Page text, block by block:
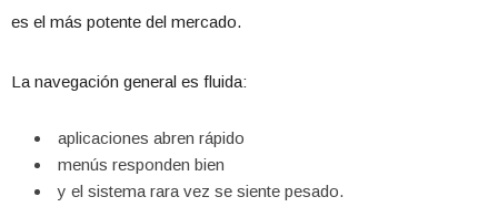
es el más potente del mercado.
La navegación general es fluida:
aplicaciones abren rápido
menús responden bien
y el sistema rara vez se siente pesado.